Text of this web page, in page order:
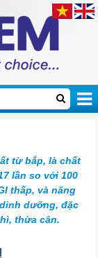
từ bắp, là chất
lần so với 100
thấp, và năng
dưỡng, đặc
thừa cân.